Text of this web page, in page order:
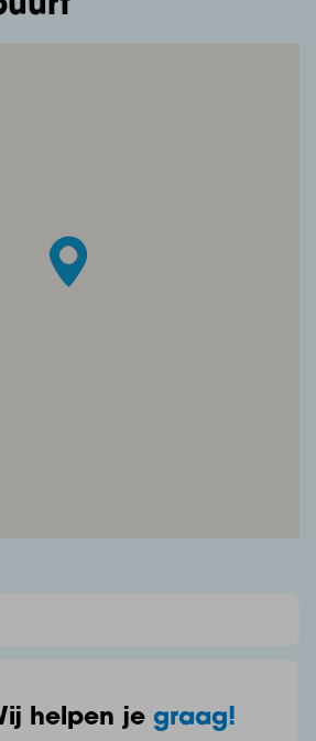
plafond, keukenblok met
elektra, toegankelijk vanuit
helpen je graag!